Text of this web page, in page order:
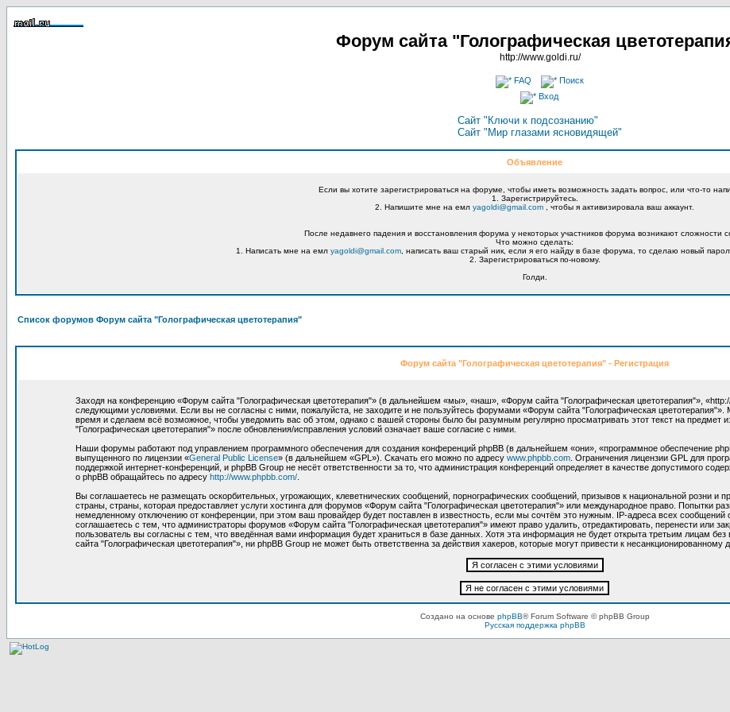
Форум сайта "Голографическая
http://www.goldi.ru/
FAQ
Поиск
Вход
Сайт "Ключи к подсознанию"
Сайт "Мир глазами ясновидящей"
Объявление
Если вы хотите зарегистрироваться на форуме, чтобы иметь возможность задать вопрос, или что-то
1. Зарегистрируйтесь.
2. Напишите мне на емл yagoldi@gmail.com , чтобы я активизировала ваш аккаунт.
После недавнего падения и восстановления форума у некоторых участников форума возникают сложности
Что можно сделать:
1. Написать мне на емл yagoldi@gmail.com , написать ваш старый ник, если я его найду в базе форума, то сделаю новый
2. Зарегистрироваться по-новому.
Голди.
Список форумов Форум сайта "Голографическая цветотерапия"
Форум сайта "Голографическая цветотерапия" - Регистрация
Заходя на конференцию «Форум сайта "Голографическая цветотерапия"» (в дальнейшем «мы», «наш», «Форум сайта "Голографическая цветотерапия"»,
следующими условиями. Если вы не согласны с ними, пожалуйста, не заходите и не пользуйтесь форумами «Форум сайта "Голографическая
время и сделаем всё возможное, чтобы уведомить вас об этом, однако с вашей стороны было бы разумным регулярно просматривать этот текст на предмет
"Голографическая цветотерапия"» после обновления/исправления условий означает ваше согласие с ними.
Наши форумы работают под управлением программного обеспечения для создания конференций phpBB (в дальнейшем «они», «программное обеспечение
выпущенного по лицензии «General Public License» (в дальнейшем «GPL»). Скачать его можно по адресу www.phpbb.com . Ограничения лицензии GPL для
поддержкой интернет-конференций, и phpBB Group не несёт ответственности за то, что администрация конференций определяет в качестве допустимого
о phpBB обращайтесь по адресу http://www.phpbb.com/
Вы соглашаетесь не размещать оскорбительных, угрожающих, клеветнических сообщений, порнографических сообщений, призывов к национальной розни и
страны, страны, которая предоставляет услуги хостинга для форумов «Форум сайта "Голографическая цветотерапия"» или международное право. Попытки
немедленному отключению от конференции, при этом ваш провайдер будет поставлен в известность, если мы сочтём это нужным. IP-адреса всех сообщений
соглашаетесь с тем, что администраторы форумов «Форум сайта "Голографическая цветотерапия"» имеют право удалить, отредактировать, перенести или
пользователь вы согласны с тем, что введённая вами информация будет храниться в базе данных. Хотя эта информация не будет открыта третьим лицам
сайта "Голографическая цветотерапия"», ни phpBB Group не может быть ответственна за действия хакеров, которые могут привести к несанкционированному
Создано на основе phpBB® Forum Software © phpBB Group
Русская поддержка phpBB